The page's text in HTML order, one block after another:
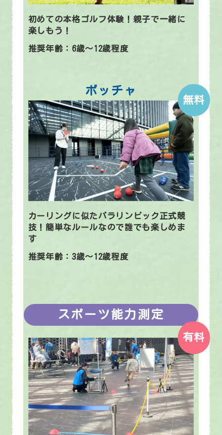
初めての本格ゴルフ体験！親子で一緒に
楽しもう！
推奨年齢：6歳～12歳程度
ボッチャ
無料
カーリングに似たパラリンピック正式競
技！簡単なルールなので誰でも楽しめま
す
推奨年齢：3歳～12歳程度
スポーツ能力測定
有料